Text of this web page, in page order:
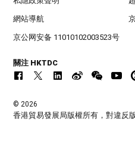
網站導航
京公网安备 11010102003523号
關注 HKTDC
© 2026
香港貿易發展局版權所有，對違反